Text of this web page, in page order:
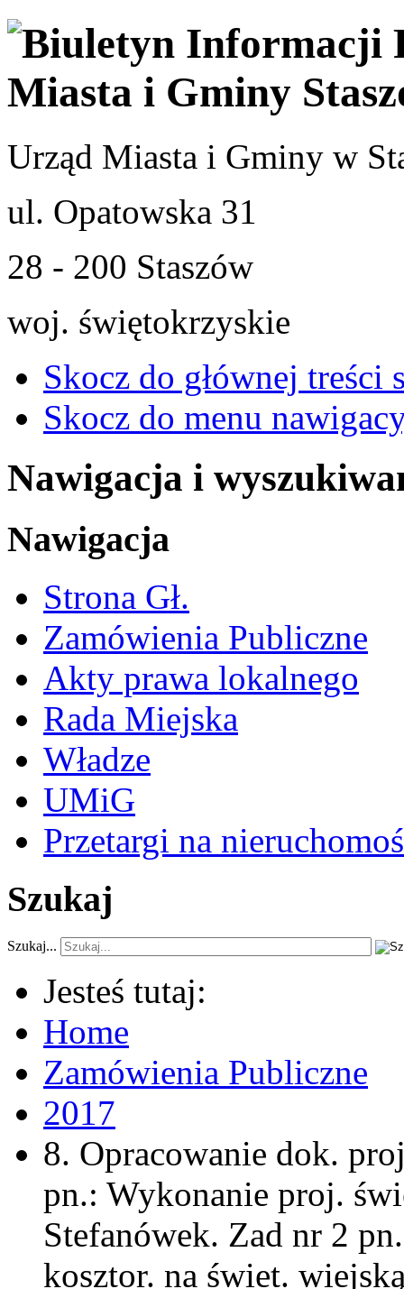
Urząd Miasta i Gminy w
ul. Opatowska 31
28 - 200 Staszów
woj. świętokrzyskie
Skocz do głównej treści
Skocz do menu
Nawigacja i
Nawigacja
Strona Gł.
Zamówienia Publiczne
Akty prawa lokalnego
Rada Miejska
Władze
UMiG
Przetargi na
Szukaj
Szukaj...
Jesteś tutaj:
Home
Zamówienia Publiczne
2017
8. Opracowanie dok.
pn.: Wykonanie proj.
Stefanówek. Zad nr 2
kosztor. na świet.